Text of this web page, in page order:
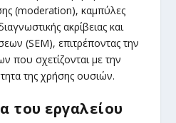
(moderation), καμπύλες
ακρίβειας και
(SEM), επιτρέποντας την
που σχετίζονται με την
της χρήσης ουσιών.
του εργαλείου